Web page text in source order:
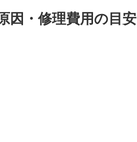
因・修理費用の目安